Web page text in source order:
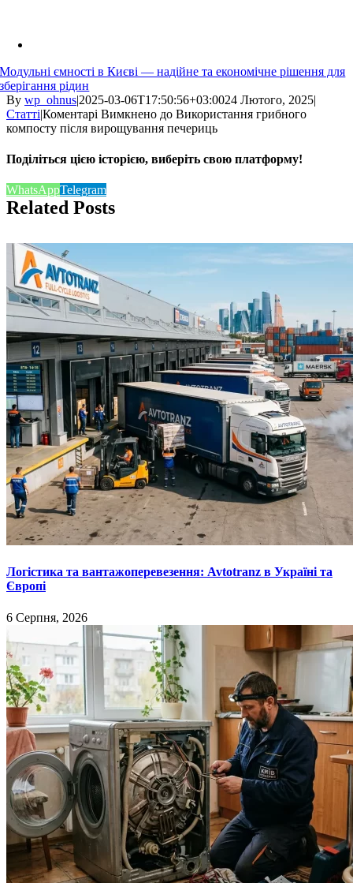
Модульні ємності в Києві — надійне та економічне рішення для
зберігання рідин
By wp_ohnus|2025-03-06T17:50:56+03:0024 Лютого, 2025|
Статті|Коментарі Вимкнено до Використання грибного
компосту після вирощування печериць
Поділіться цією історією, виберіть свою платформу!
WhatsAppTelegram
Related Posts
Логістика та вантажоперевезення: Avtotranz в Україні та
Європі
6 Серпня, 2026